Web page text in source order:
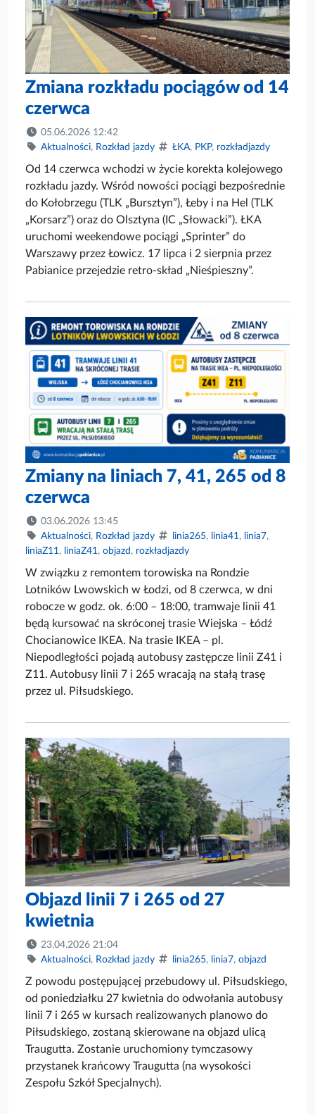
Zmiana rozkładu pociągów od 14
czerwca
05.06.2026 12:42
Aktualności, Rozkład jazdy ŁKA, PKP, rozkładjazdy
Od 14 czerwca wchodzi w życie korekta kolejowego
rozkładu jazdy. Wśród nowości pociągi bezpośrednie
do Kołobrzegu (TLK „Bursztyn”), Łeby i na Hel (TLK
„Korsarz”) oraz do Olsztyna (IC „Słowacki”). ŁKA
uruchomi weekendowe pociągi „Sprinter” do
Warszawy przez Łowicz. 17 lipca i 2 sierpnia przez
Pabianice przejedzie retro-skład „Nieśpieszny”.
Zmiany na liniach 7, 41, 265 od 8
czerwca
03.06.2026 13:45
Aktualności, Rozkład jazdy linia265, linia41, linia7,
liniaZ11, liniaZ41, objazd , rozkładjazdy
W związku z remontem torowiska na Rondzie
Lotników Lwowskich w Łodzi, od 8 czerwca, w dni
robocze w godz. ok. 6:00 – 18:00, tramwaje linii 41
będą kursować na skróconej trasie Wiejska – Łódź
Chocianowice IKEA. Na trasie IKEA – pl.
Niepodległości pojadą autobusy zastępcze linii Z41 i
Z11. Autobusy linii 7 i 265 wracają na stałą trasę
przez ul. Piłsudskiego.
Objazd linii 7 i 265 od 27
kwietnia
23.04.2026 21:04
Aktualności, Rozkład jazdy linia265, linia7, objazd
Z powodu postępującej przebudowy ul. Piłsudskiego,
od poniedziałku 27 kwietnia do odwołania autobusy
linii 7 i 265 w kursach realizowanych planowo do
Piłsudskiego, zostaną skierowane na objazd ulicą
Traugutta. Zostanie uruchomiony tymczasowy
przystanek krańcowy Traugutta (na wysokości
Zespołu Szkół Specjalnych).